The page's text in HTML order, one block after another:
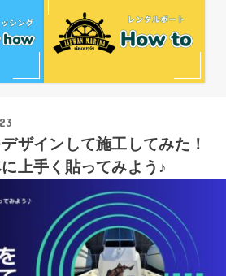
ザインして施工してみた！
上手く貼ってみよう♪